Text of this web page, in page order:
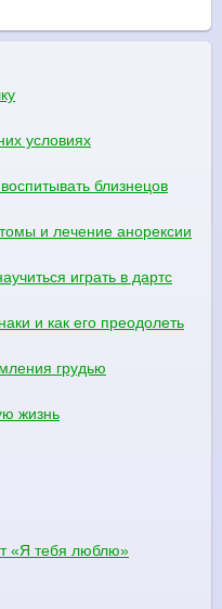
условиях
близнецов
и лечение анорексии
играть в дартс
и как его преодолеть
грудью
жизнь
«Я тебя люблю»